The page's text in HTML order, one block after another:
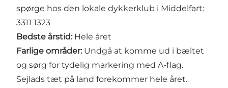
spørge hos den lokale dykkerklub i Middelfart:
3311 1323
Bedste årstid: Hele året
Farlige områder: Undgå at komme ud i bæltet
og sørg for tydelig markering med A-flag.
Sejlads tæt på land forekommer hele året.